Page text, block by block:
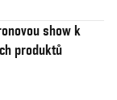
show k
produktů